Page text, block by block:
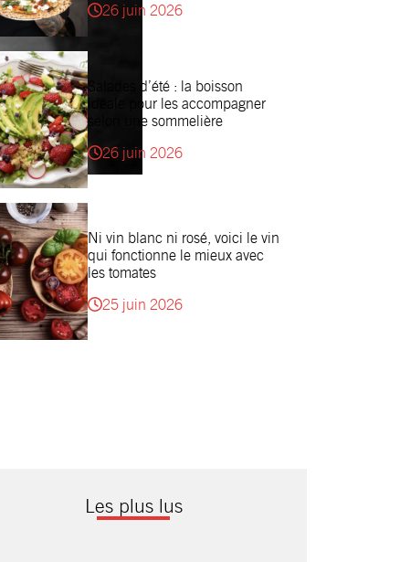
26 juin 2026
Salades d’été : la boisson
idéale pour les accompagner
selon une sommelière
26 juin 2026
Ni vin blanc ni rosé, voici le vin
qui fonctionne le mieux avec
les tomates
25 juin 2026
Les plus lus